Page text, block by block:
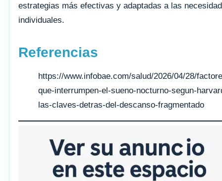
estrategias más efectivas y adaptadas a las
individuales.
Referencias
https://www.infobae.com/salud/2026/04/28/
que-interrumpen-el-sueno-nocturno-segun-
las-claves-detras-del-descanso-fragmentado